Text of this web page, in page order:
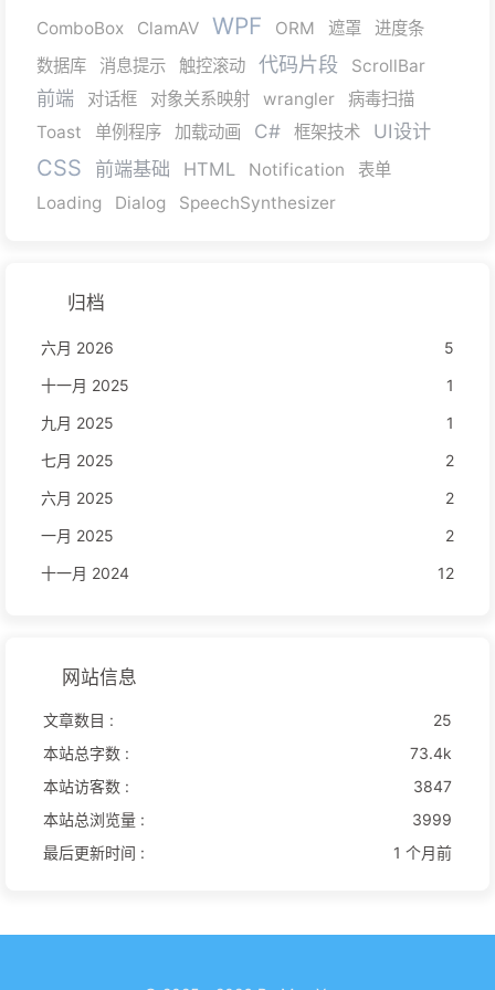
ComboBox
ClamAV WPF ORM 遮罩
进度条
数据库
消息提示 触控滚动 代码片段 ScrollBar
前端 对话框 对象关系映射 wrangler
病毒扫描
Toast
单例程序 加载动画 C# 框架技术 UI设计
CSS 前端基础 HTML Notification
表单
Loading
Dialog SpeechSynthesizer
归档
六月 2026
5
十一月 2025
1
九月 2025
1
七月 2025
2
六月 2025
2
一月 2025
2
十一月 2024
12
网站信息
文章数目 :
25
本站总字数 :
73.4k
本站访客数 :
3847
本站总浏览量 :
3999
最后更新时间 :
1 个月前